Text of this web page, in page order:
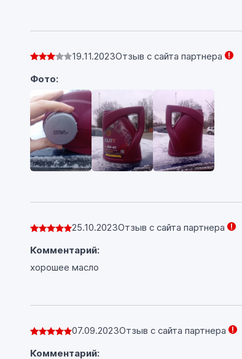
19.11.2023Отзыв с сайта партнера
Фото:
25.10.2023Отзыв с сайта партнера
Комментарий:
хорошее масло
07.09.2023Отзыв с сайта партнера
Комментарий: